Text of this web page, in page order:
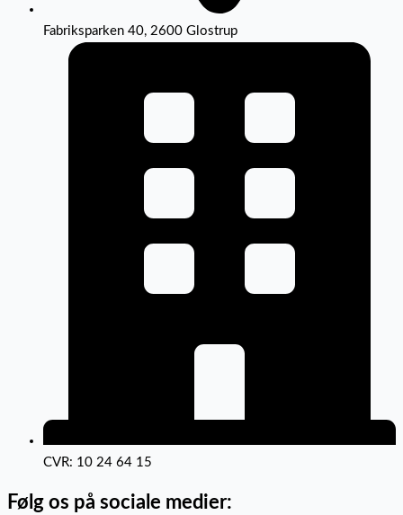
Fabriksparken 40, 2600 Glostrup
CVR: 10 24 64 15
Følg os på sociale medier: